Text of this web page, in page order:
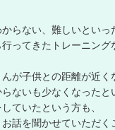
らない、難しいといっ
ってきたトレーニング
が子供との距離が近く
ないも少なくなったと
ていたという方も、
話を聞かせていただく